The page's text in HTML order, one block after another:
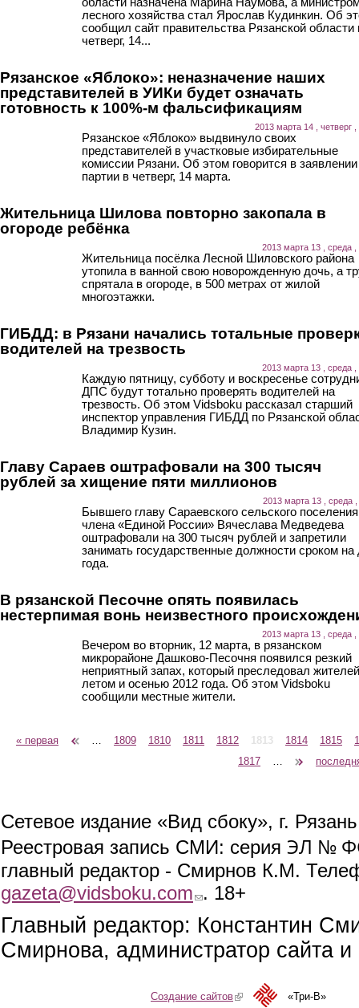
лесного хозяйства стал Ярослав Кудинкин. Об
сообщил сайт правительства Рязанской области
четверг, 14...
Рязанское «Яблоко»: неназначение наших
представителей в УИКи будет означать
готовность к 100%-м фальсификациям
2013 марта 14 , четверг ,
Рязанское «Яблоко» выдвинуло своих
представителей в участковые избирательные
комиссии Рязани. Об этом говорится в заявлении
партии в четверг, 14 марта.
Жительница Шилова повторно закопала в
огороде ребёнка
2013 марта 13 , среда ,
Жительница посёлка Лесной Шиловского района
утопила в ванной свою новорожденную дочь, а
спрятала в огороде, в 500 метрах от жилой
многоэтажки.
ГИБДД: в Рязани начались тотальные
водителей на трезвость
2013 марта 13 , среда ,
Каждую пятницу, субботу и воскресенье
ДПС будут тотально проверять водителей на
трезвость. Об этом Vidsboku рассказал старший
инспектор управления ГИБДД по Рязанской
Владимир Кузин.
Главу Сараев оштрафовали на 300 тысяч
рублей за хищение пяти миллионов
2013 марта 13 , среда ,
Бывшего главу Сараевского сельского поселения
члена «Единой России» Вячеслава Медведева
оштрафовали на 300 тысяч рублей и запретили
занимать государственные должности сроком на
года.
В рязанской Песочне опять появилась
нестерпимая вонь неизвестного
2013 марта 13 , среда ,
Вечером во вторник, 12 марта, в рязанском
микрорайоне Дашково-Песочня появился резкий
неприятный запах, который преследовал жителей
летом и осенью 2012 года. Об этом Vidsboku
сообщили местные жители.
Страницы
« первая 1809 1810 1811 1812 1813 1814 1815
1817
Сетевое издание «Вид сбоку», г.
Реестровая запись СМИ: серия ЭЛ №
главный редактор - Смирнов К.М.
gazeta@vidsboku.com (link sends e-mail)
. 18+
Главный редактор: Константин
Смирнова, администратор сайта
Создание сайтов(link is external)«Три-В»